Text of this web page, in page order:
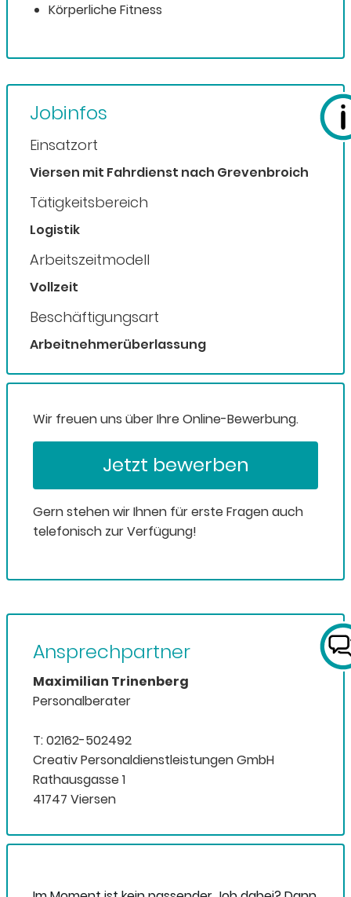
Körperliche Fitness
Jobinfos
Einsatzort
Viersen mit Fahrdienst nach Grevenbroich
Tätigkeitsbereich
Logistik
Arbeitszeitmodell
Vollzeit
Beschäftigungsart
Arbeitnehmerüberlassung
Wir freuen uns über Ihre Online-Bewerbung.
Jetzt bewerben
Gern stehen wir Ihnen für erste Fragen auch
telefonisch zur Verfügung!
Ansprechpartner
Maximilian Trinenberg
Personalberater
T: 02162-502492
Creativ Personaldienstleistungen GmbH
Rathausgasse 1
41747 Viersen